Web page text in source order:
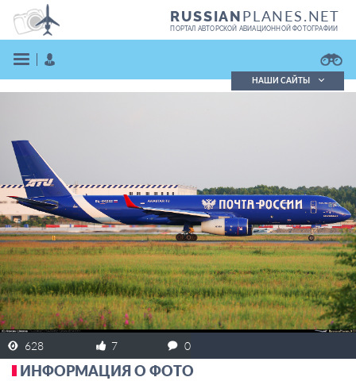
RUSSIANPLANES.NET
ПОРТАЛ АВТОРСКОЙ АВИАЦИОННОЙ ФОТОГРАФИИ
ЗАРЕГИСТРИРОВАТЬСЯ
НАШИ САЙТЫ
628 7 0
ИНФОРМАЦИЯ О ФОТО